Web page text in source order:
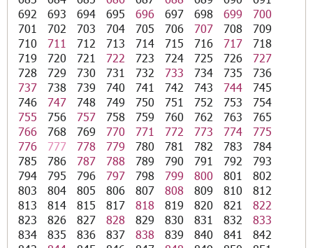
692
693 694 695 696 697 698 699
700
701
702 703 704 705 706 707 708
709
710
711 712 713 714 715 716 717
718
719
720 721 722 723 724 725 726
727
728
729 730 731 732 733 734 735
736
737
738 739 740 741 742 743 744
745
746
747 748 749 750 751 752 753
754
755
756 757 758 759 760 762 763
765
766
768 769 770 771 772 773 774
775
776
777 778 779 780 781 782 783
784
785
786 787 788 789 790 791 792
793
794
795 796 797 798 799 800 801
802
803
804 805 806 807 808 809 810
812
813
814 815 817 818 819 820 821
822
823
826 827 828 829 830 831 832
833
834
835 836 837 838 839 840 841
842